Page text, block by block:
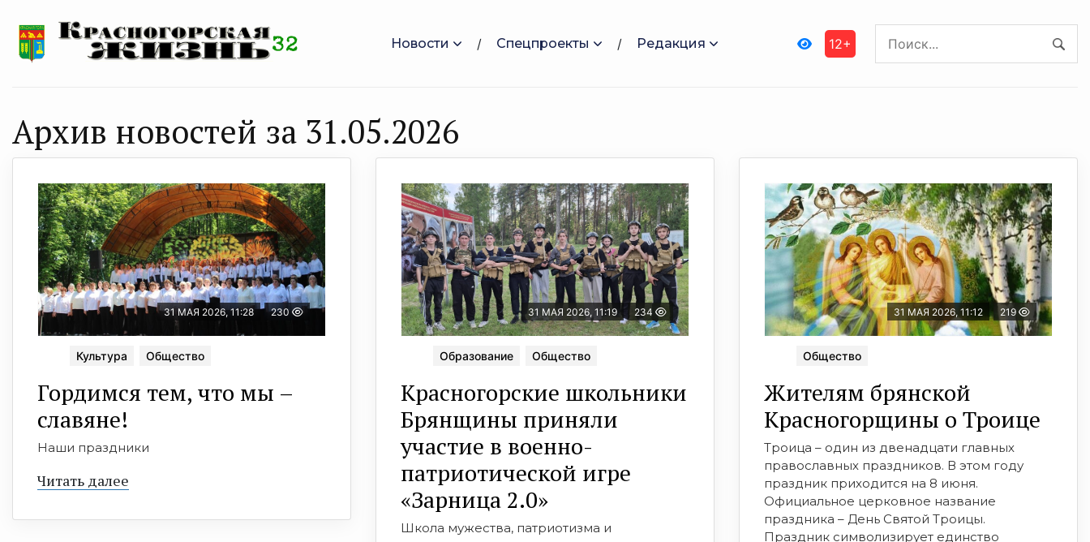
Новости Спецпроекты Редакция 12+
Архив новостей за 31.05.2026
31 МАЯ 2026, 11:28 230
Культура Общество
Гордимся тем, что мы –
славяне!
Наши праздники
Читать далее
31 МАЯ 2026, 11:19 234
Образование Общество
Красногорские школьники
Брянщины приняли
участие в военно-
патриотической игре
«Зарница 2.0»
Школа мужества, патриотизма и
31 МАЯ 2026, 11:12 219
Общество
Жителям брянской
Красногорщины о Троице
Троица – один из двенадцати главных
православных праздников. В этом году
праздник приходится на 8 июня.
Официальное церковное название
праздника – День Святой Троицы.
Праздник символизирует единство